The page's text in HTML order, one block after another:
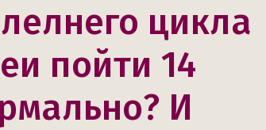
цикла
пойти 14
И